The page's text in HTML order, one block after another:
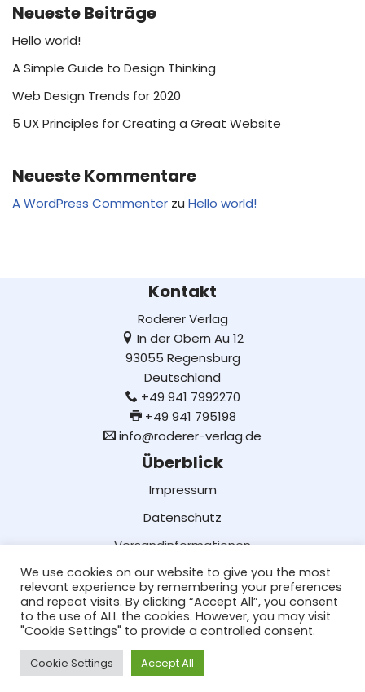
Neueste Beiträge
Hello world!
A Simple Guide to Design Thinking
Web Design Trends for 2020
5 UX Principles for Creating a Great Website
Neueste Kommentare
A WordPress Commenter zu Hello world!
Kontakt
Roderer Verlag
In der Obern Au 12
93055 Regensburg
Deutschland
+49 941 7992270
+49 941 795198
info@roderer-verlag.de
Überblick
Impressum
Datenschutz
Versandinformationen
Lieferung und Bezahlung
AGB
Social Media
Facebook
We use cookies on our website to give you the most
relevant experience by remembering your preferences
and repeat visits. By clicking “Accept All”, you consent
to the use of ALL the cookies. However, you may visit
"Cookie Settings" to provide a controlled consent.
Cookie Settings Accept All